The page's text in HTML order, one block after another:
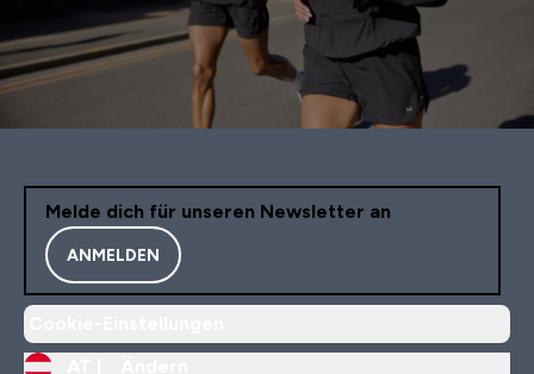
Melde dich für unseren Newsletter an
ANMELDEN